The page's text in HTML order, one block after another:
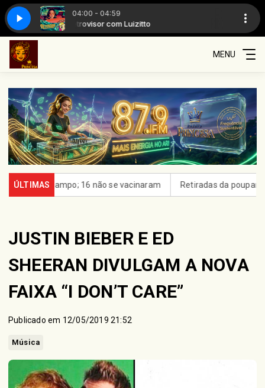
04:00 - 04:59
Retrovisor com Luizitto Retrovisor com
MENU
ÚLTIMAS
16 não se vacinaram Retiradas da poupança superam
JUSTIN BIEBER E ED
SHEERAN DIVULGAM A NOVA
FAIXA “I DON’T CARE”
Publicado em 12/05/2019 21:52
Música